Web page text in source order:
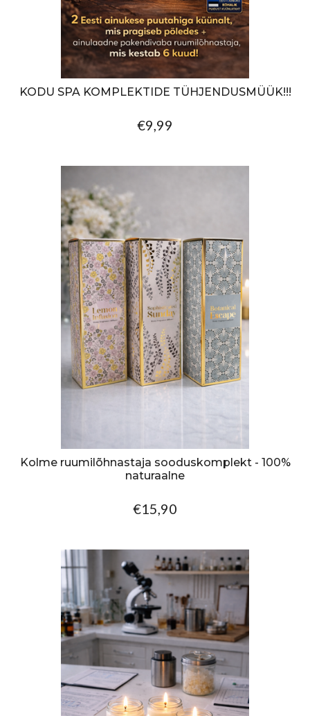
KODU SPA KOMPLEKTIDE TÜHJENDUSMÜÜK!!!
€9,99
Kolme ruumilõhnastaja sooduskomplekt - 100%
naturaalne
€15,90